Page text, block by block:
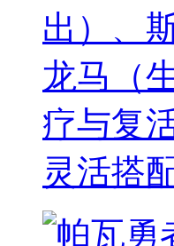
出）、
龙马（
疗与复
灵活搭